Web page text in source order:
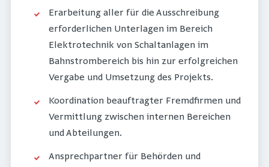
Erarbeitung aller für die Ausschreibung
erforderlichen Unterlagen im Bereich
Elektrotechnik von Schaltanlagen im
Bahnstrombereich bis hin zur erfolgreichen
Vergabe und Umsetzung des Projekts.
Koordination beauftragter Fremdfirmen und
Vermittlung zwischen internen Bereichen
und Abteilungen.
Ansprechpartner für Behörden und